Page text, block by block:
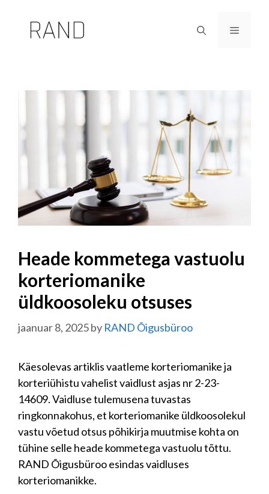
content
Menu
Heade kommetega vastuolu
korteriomanike
üldkoosoleku otsuses
jaanuar 8, 2025by RAND Õigusbüroo
Käesolevas artiklis vaatleme korteriomanike ja
korteriühistu vahelist vaidlust asjas nr 2-23-
14609. Vaidluse tulemusena tuvastas
ringkonnakohus, et korteriomanike üldkoosolekul
vastu võetud otsus põhikirja muutmise kohta on
tühine selle heade kommetega vastuolu tõttu.
RAND Õigusbüroo esindas vaidluses
korteriomanikke.